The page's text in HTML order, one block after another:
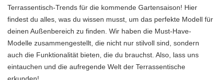
Terrassentisch-Trends für die kommende Gartensaison! Hier
findest du alles, was du wissen musst, um das perfekte Modell für
deinen Außenbereich zu finden. Wir haben die Must-Have-
Modelle zusammengestellt, die nicht nur stilvoll sind, sondern
auch die Funktionalität bieten, die du brauchst. Also, lass uns
eintauchen und die aufregende Welt der Terrassentische
erkunden!